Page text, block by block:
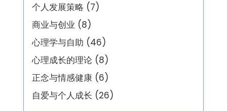
个人发展策略 (7)
商业与创业 (8)
心理学与自助 (46)
心理成长的理论 (8)
正念与情感健康 (6)
自爱与个人成长 (26)